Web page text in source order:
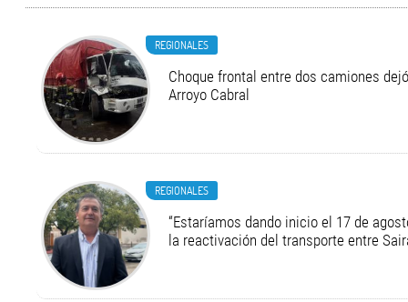
REGIONALES
Choque frontal entre dos camiones
Arroyo Cabral
REGIONALES
“Estaríamos dando inicio el 17 de
la reactivación del transporte entre